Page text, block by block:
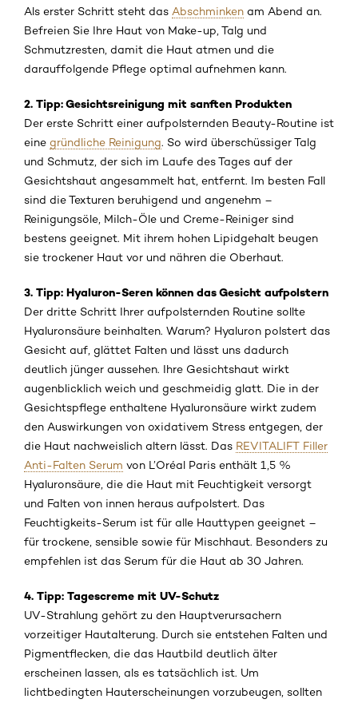
Als erster Schritt steht das Abschminken am Abend an.
Befreien Sie Ihre Haut von Make-up, Talg und
Schmutzresten, damit die Haut atmen und die
darauffolgende Pflege optimal aufnehmen kann.
2. Tipp: Gesichtsreinigung mit sanften Produkten
Der erste Schritt einer aufpolsternden Beauty-Routine ist
eine gründliche Reinigung. So wird überschüssiger Talg
und Schmutz, der sich im Laufe des Tages auf der
Gesichtshaut angesammelt hat, entfernt. Im besten Fall
sind die Texturen beruhigend und angenehm –
Reinigungsöle, Milch-Öle und Creme-Reiniger sind
bestens geeignet. Mit ihrem hohen Lipidgehalt beugen
sie trockener Haut vor und nähren die Oberhaut.
3. Tipp: Hyaluron-Seren können das Gesicht aufpolstern
Der dritte Schritt Ihrer aufpolsternden Routine sollte
Hyaluronsäure beinhalten. Warum? Hyaluron polstert das
Gesicht auf, glättet Falten und lässt uns dadurch
deutlich jünger aussehen. Ihre Gesichtshaut wirkt
augenblicklich weich und geschmeidig glatt. Die in der
Gesichtspflege enthaltene Hyaluronsäure wirkt zudem
den Auswirkungen von oxidativem Stress entgegen, der
die Haut nachweislich altern lässt. Das REVITALIFT Filler
Anti-Falten Serum von L’Oréal Paris enthält 1,5 %
Hyaluronsäure, die die Haut mit Feuchtigkeit versorgt
und Falten von innen heraus aufpolstert. Das
Feuchtigkeits-Serum ist für alle Hauttypen geeignet –
für trockene, sensible sowie für Mischhaut. Besonders zu
empfehlen ist das Serum für die Haut ab 30 Jahren.
4. Tipp: Tagescreme mit UV-Schutz
UV-Strahlung gehört zu den Hauptverursachern
vorzeitiger Hautalterung. Durch sie entstehen Falten und
Pigmentflecken, die das Hautbild deutlich älter
erscheinen lassen, als es tatsächlich ist. Um
lichtbedingten Hauterscheinungen vorzubeugen, sollten